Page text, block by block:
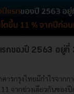
รกของปี 2563 อยู่
ารกรุงไทยมีกำไรจากก
จากช่วงเดียวกันของ